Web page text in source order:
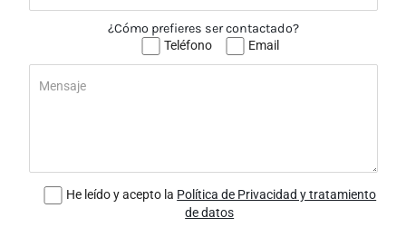
¿Cómo prefieres ser contactado?
Teléfono
Email
He leído y acepto la Política de Privacidad y tratamiento
de datos